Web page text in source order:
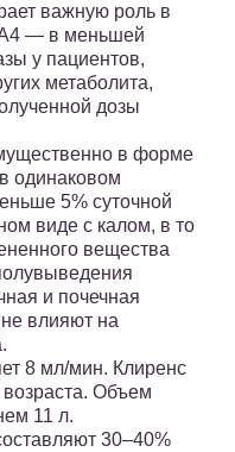
важную роль в
— в меньшей
у пациентов,
метаболита,
дозы
в форме
одинаковом
5% суточной
виде с калом, в то
вещества
и почечная
влияют на
8 мл/мин. Клиренс
Объем
11 л.
30–40%